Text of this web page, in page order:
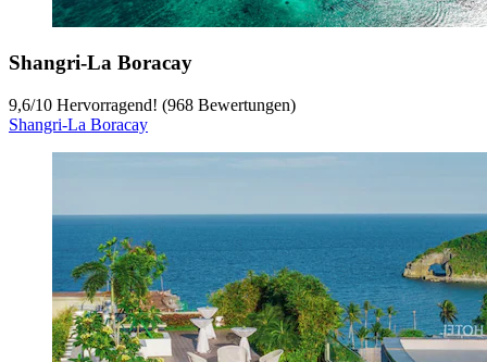
Shangri-La Boracay
9,6/10 Hervorragend! (968 Bewertungen)
Shangri-La Boracay